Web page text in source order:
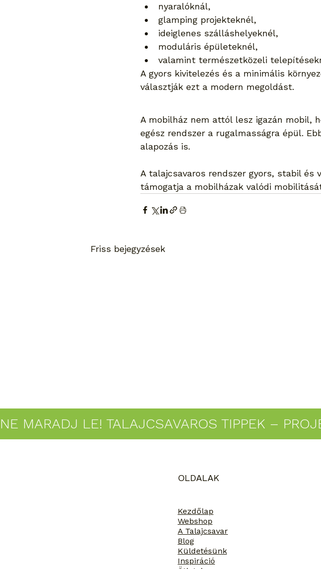
NE MARADJ LE! TALAJCSAVAROS TIPPEK –
nyaralóknál,
glamping projekteknél,
ideiglenes szálláshelyeknél,
moduláris épületeknél,
valamint természetközeli
A gyors kivitelezés és a minimális
választják ezt a modern megoldást.
A mobilház nem attól lesz igazán mobil,
egész rendszer a rugalmasságra épül.
alapozás is.
A talajcsavaros rendszer gyors, stabil
támogatja a mobilházak valódi
Friss bejegyzések
újrafelhasználható
OLDALAK
Kezdőlap
Webshop
A Talajcsavar
Blog
Küldetésünk
Inspiráció